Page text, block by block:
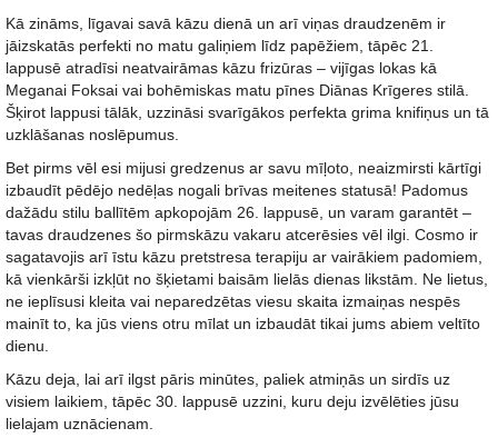
Kā zināms, līgavai savā kāzu dienā un arī viņas draudzenēm ir
jāizskatās perfekti no matu galiņiem līdz papēžiem, tāpēc 21.
lappusē atradīsi neatvairāmas kāzu frizūras – vijīgas lokas kā
Meganai Foksai vai bohēmiskas matu pīnes Diānas Krīgeres stilā.
Šķirot lappusi tālāk, uzzināsi svarīgākos perfekta grima knifiņus un tā
uzklāšanas noslēpumus.
Bet pirms vēl esi mijusi gredzenus ar savu mīļoto, neaizmirsti kārtīgi
izbaudīt pēdējo nedēļas nogali brīvas meitenes statusā! Padomus
dažādu stilu ballītēm apkopojām 26. lappusē, un varam garantēt –
tavas draudzenes šo pirmskāzu vakaru atcerēsies vēl ilgi. Cosmo ir
sagatavojis arī īstu kāzu pretstresa terapiju ar vairākiem padomiem,
kā vienkārši izkļūt no šķietami baisām lielās dienas likstām. Ne lietus,
ne ieplīsusi kleita vai neparedzētas viesu skaita izmaiņas nespēs
mainīt to, ka jūs viens otru mīlat un izbaudāt tikai jums abiem veltīto
dienu.
Kāzu deja, lai arī ilgst pāris minūtes, paliek atmiņās un sirdīs uz
visiem laikiem, tāpēc 30. lappusē uzzini, kuru deju izvēlēties jūsu
lielajam uznācienam.